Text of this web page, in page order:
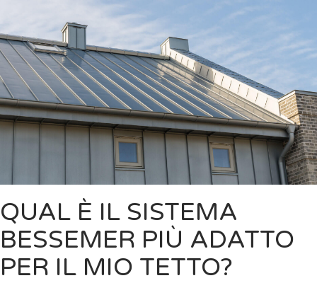
QUAL È IL SISTEMA
BESSEMER PIÙ ADATTO
PER IL MIO TETTO?